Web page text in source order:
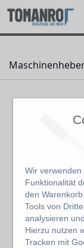
Wir
Funktionalität
den
Tools von
analysieren
Hierzu nutzen
Tracken mit